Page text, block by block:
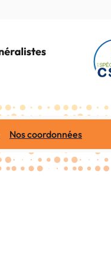
Nos coordonnées